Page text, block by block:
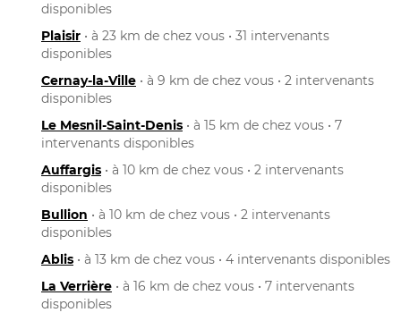
disponibles
Plaisir • à 23 km de chez vous • 31 intervenants
disponibles
Cernay-la-Ville • à 9 km de chez vous • 2 intervenants
disponibles
Le Mesnil-Saint-Denis • à 15 km de chez vous • 7
intervenants disponibles
Auffargis • à 10 km de chez vous • 2 intervenants
disponibles
Bullion • à 10 km de chez vous • 2 intervenants
disponibles
Ablis • à 13 km de chez vous • 4 intervenants disponibles
La Verrière • à 16 km de chez vous • 7 intervenants
disponibles